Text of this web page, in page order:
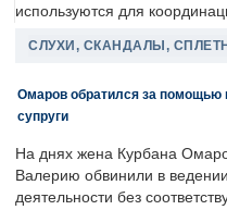
используются для
СЛУХИ, СКАНДАЛЫ,
Омаров обратился за помощью
супруги
На днях жена Курбана
Валерию обвинили в
деятельности без